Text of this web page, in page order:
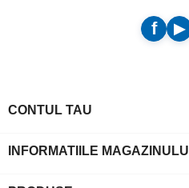
CONTUL TAU
INFORMATIILE MAGAZINULUI